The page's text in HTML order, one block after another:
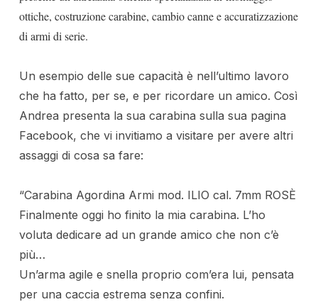
ottiche, costruzione carabine, cambio canne e accuratizzazione
di armi di serie.
Un esempio delle sue capacità è nell’ultimo lavoro
che ha fatto, per se, e per ricordare un amico. Così
Andrea presenta la sua carabina sulla sua pagina
Facebook, che vi invitiamo a visitare per avere altri
assaggi di cosa sa fare:
“Carabina Agordina Armi mod. ILIO cal. 7mm ROSÈ
Finalmente oggi ho finito la mia carabina. L’ho
voluta dedicare ad un grande amico che non c’è
più…
Un’arma agile e snella proprio com’era lui, pensata
per una caccia estrema senza confini.